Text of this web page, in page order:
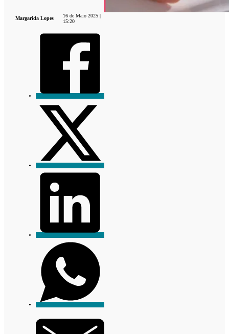
Margarida Lopes
16 de Maio 2025 |
15:20